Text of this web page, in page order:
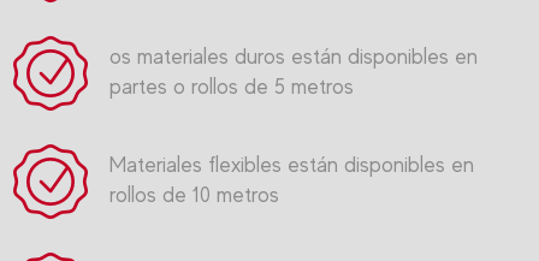
os materiales duros están disponibles en
partes o rollos de 5 metros
Materiales flexibles están disponibles en
rollos de 10 metros